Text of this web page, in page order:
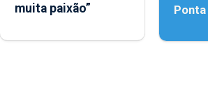
muita paixão”